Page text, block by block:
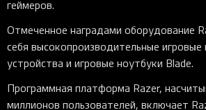
геймеров.
Отмеченное наградами оборудование
себя высокопроизводительные
устройства и игровые ноутбуки Blade.
Программная платформа Razer,
миллионов пользователей, включает